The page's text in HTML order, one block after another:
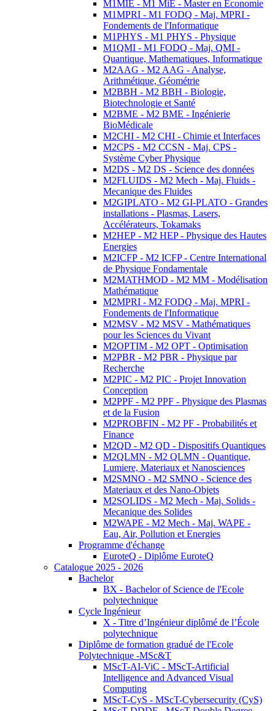
M1MIE - M1 MiE - Master en Economie
M1MPRI - M1 FODQ - Maj. MPRI -
Fondements de l'Informatique
M1PHYS - M1 PHYS - Physique
M1QMI - M1 FODQ - Maj. QMI -
Quantique, Mathematiques, Informatique
M2AAG - M2 AAG - Analyse,
Arithmétique, Géométrie
M2BBH - M2 BBH - Biologie,
Biotechnologie et Santé
M2BME - M2 BME - Ingénierie
BioMédicale
M2CHI - M2 CHI - Chimie et Interfaces
M2CPS - M2 CCSN - Maj. CPS -
Système Cyber Physique
M2DS - M2 DS - Science des données
M2FLUIDS - M2 Mech - Maj. Fluids -
Mecanique des Fluides
M2GIPLATO - M2 GI-PLATO - Grandes
installations - Plasmas, Lasers,
Accélérateurs, Tokamaks
M2HEP - M2 HEP - Physique des Hautes
Energies
M2ICFP - M2 ICFP - Centre International
de Physique Fondamentale
M2MATHMOD - M2 MM - Modélisation
Mathématique
M2MPRI - M2 FODQ - Maj. MPRI -
Fondements de l'Informatique
M2MSV - M2 MSV - Mathématiques
pour les Sciences du Vivant
M2OPTIM - M2 OPT - Optimisation
M2PBR - M2 PBR - Physique par
Recherche
M2PIC - M2 PIC - Projet Innovation
Conception
M2PPF - M2 PPF - Physique des Plasmas
et de la Fusion
M2PROBFIN - M2 PF - Probabilités et
Finance
M2QD - M2 QD - Dispositifs Quantiques
M2QLMN - M2 QLMN - Quantique,
Lumiere, Materiaux et Nanosciences
M2SMNO - M2 SMNO - Science des
Materiaux et des Nano-Objets
M2SOLIDS - M2 Mech - Maj. Solids -
Mecanique des Solides
M2WAPE - M2 Mech - Maj. WAPE -
Eau, Air, Pollution et Energies
Programme d'échange
EuroteQ - Diplôme EuroteQ
Catalogue 2025 - 2026
Bachelor
BX - Bachelor of Science de l'Ecole
polytechnique
Cycle Ingénieur
X - Titre d’Ingénieur diplômé de l’École
polytechnique
Diplôme de formation gradué de l'Ecole
Polytechnique -MSc&T
MScT-AI-ViC - MScT-Artificial
Intelligence and Advanced Visual
Computing
MScT-CyS - MScT-Cybersecurity (CyS)